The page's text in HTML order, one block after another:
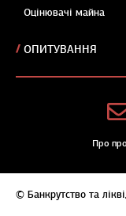
Оцінювачі майна
ОПИТУВАННЯ
Про
© Банкрутство та